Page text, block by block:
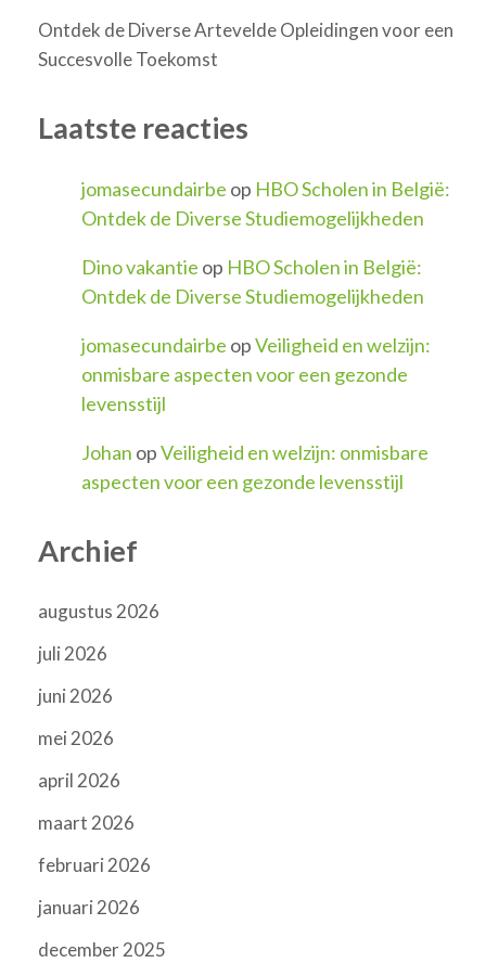
Ontdek de Diverse Artevelde Opleidingen voor een
Succesvolle Toekomst
Laatste reacties
jomasecundairbe op HBO Scholen in België:
Ontdek de Diverse Studiemogelijkheden
Dino vakantie op HBO Scholen in België:
Ontdek de Diverse Studiemogelijkheden
jomasecundairbe opVeiligheid en welzijn:
onmisbare aspecten voor een gezonde
levensstijl
Johan opVeiligheid en welzijn: onmisbare
aspecten voor een gezonde levensstijl
Archief
augustus 2026
juli 2026
juni 2026
mei 2026
april 2026
maart 2026
februari 2026
januari 2026
december 2025